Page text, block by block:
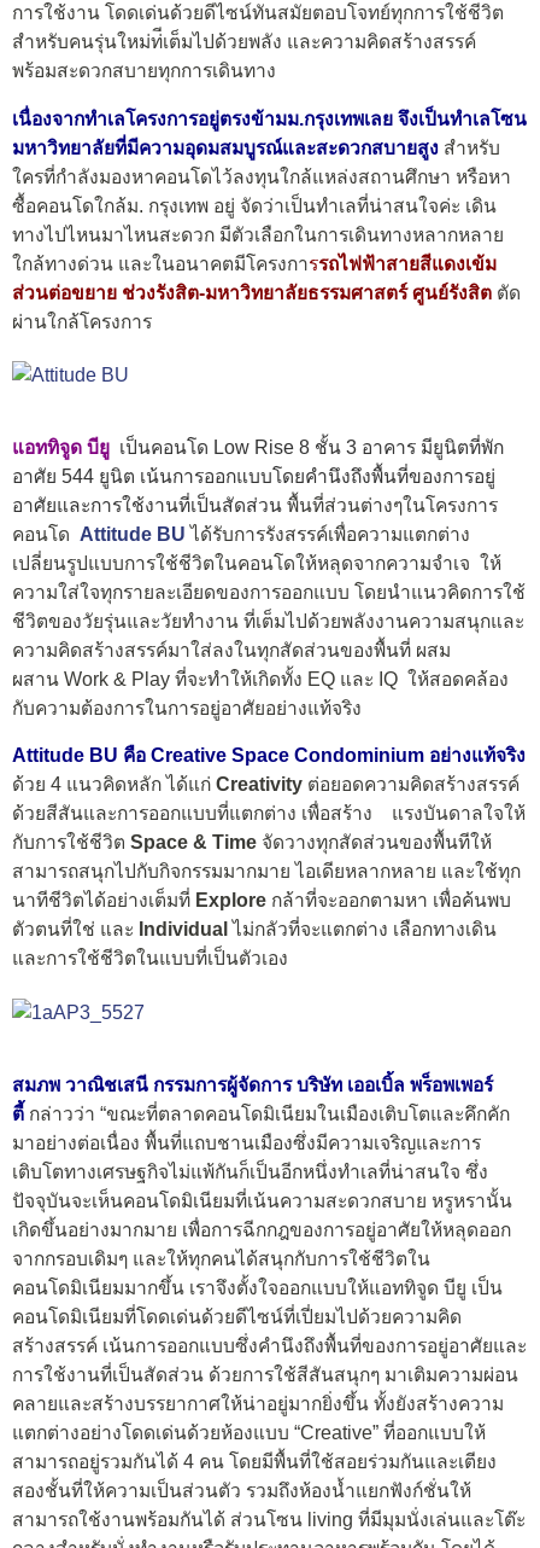
การใช้งาน โดดเด่นด้วยดีไซน์ทันสมัยตอบโจทย์ทุกการใช้ชีวิต
สำหรับคนรุ่นใหม่ท่ีเต็มไปด้วยพลัง และความคิดสร้างสรรค์
พร้อมสะดวกสบายทุกการเดินทาง
เนื่องจากทำเลโครงการอยู่ตรงข้ามม.กรุงเทพเลย จึงเป็นทำเลโซน
มหาวิทยาลัยที่มีความอุดมสมบูรณ์และสะดวกสบายสูง สำหรับ
ใครที่กำลังมองหาคอนโดไว้ลงทุนใกล้แหล่งสถานศึกษา หรือหา
ซื้อคอนโดใกล้ม. กรุงเทพ อยู่ จัดว่าเป็นทำเลที่น่าสนใจค่ะ เดิน
ทางไปไหนมาไหนสะดวก มีตัวเลือกในการเดินทางหลากหลาย
ใกล้ทางด่วน และในอนาคตมีโครงการรถไฟฟ้าสายสีแดงเข้ม
ส่วนต่อขยาย ช่วงรังสิต-มหาวิทยาลัยธรรมศาสตร์ ศูนย์รังสิต ตัด
ผ่านใกล้โครงการ
แอททิจูด บียู เป็นคอนโด Low Rise 8 ชั้น 3 อาคาร มียูนิตที่พัก
อาศัย 544 ยูนิต เน้นการออกแบบโดยคำนึงถึงพื้นที่ของการอยู่
อาศัยและการใช้งานที่เป็นสัดส่วน พื้นที่ส่วนต่างๆในโครงการ
คอนโด Attitude BU ได้รับการรังสรรค์เพื่อความแตกต่าง
เปลี่ยนรูปแบบการใช้ชีวิตในคอนโดให้หลุดจากความจำเจ ให้
ความใส่ใจทุกรายละเอียดของการออกแบบ โดยนำแนวคิดการใช้
ชีวิตของวัยรุ่นและวัยทำงาน ที่เต็มไปด้วยพลังงานความสนุกและ
ความคิดสร้างสรรค์มาใส่ลงในทุกสัดส่วนของพื้นที่ ผสม
ผสาน Work & Play ที่จะทำให้เกิดทั้ง EQ และ IQ ให้สอดคล้อง
กับความต้องการในการอยู่อาศัยอย่างแท้จริง
Attitude BU คือ Creative Space Condominium อย่างแท้จริง
ด้วย 4 แนวคิดหลัก ได้แก่ Creativity ต่อยอดความคิดสร้างสรรค์
ด้วยสีสันและการออกแบบที่แตกต่าง เพื่อสร้าง แรงบันดาลใจให้
กับการใช้ชีวิต Space & Time จัดวางทุกสัดส่วนของพื้นทีให้
สามารถสนุกไปกับกิจกรรมมากมาย ไอเดียหลากหลาย และใช้ทุก
นาทีชีวิตได้อย่างเต็มที่ Explore กล้าที่จะออกตามหา เพื่อค้นพบ
ตัวตนที่ใช่ และ Individual ไม่กลัวที่จะแตกต่าง เลือกทางเดิน
และการใช้ชีวิตในแบบที่เป็นตัวเอง
สมภพ วาณิชเสนี กรรมการผู้จัดการ บริษัท เออเบิ้ล พร็อพเพอร์
ตี้ กล่าวว่า “ขณะที่ตลาดคอนโดมิเนียมในเมืองเติบโตและคึกคัก
มาอย่างต่อเนื่อง พื้นที่แถบชานเมืองซึ่งมีความเจริญและการ
เติบโตทางเศรษฐกิจไม่แพ้กันก็เป็นอีกหนึ่งทำเลที่น่าสนใจ ซึ่ง
ปัจจุบันจะเห็นคอนโดมิเนียมที่เน้นความสะดวกสบาย หรูหรานั้น
เกิดขึ้นอย่างมากมาย เพื่อการฉีกกฎของการอยู่อาศัยให้หลุดออก
จากกรอบเดิมๆ และให้ทุกคนได้สนุกกับการใช้ชีวิตใน
คอนโดมิเนียมมากขึ้น เราจึงตั้งใจออกแบบให้แอททิจูด บียู เป็น
คอนโดมิเนียมที่โดดเด่นด้วยดีไซน์ที่เปี่ยมไปด้วยความคิด
สร้างสรรค์ เน้นการออกแบบซึ่งคำนึงถึงพื้นที่ของการอยู่อาศัยและ
การใช้งานที่เป็นสัดส่วน ด้วยการใช้สีสันสนุกๆ มาเติมความผ่อน
คลายและสร้างบรรยากาศให้น่าอยู่มากยิ่งขึ้น ทั้งยังสร้างความ
แตกต่างอย่างโดดเด่นด้วยห้องแบบ “Creative” ที่ออกแบบให้
สามารถอยู่รวมกันได้ 4 คน โดยมีพื้นที่ใช้สอยร่วมกันและเตียง
สองชั้นที่ให้ความเป็นส่วนตัว รวมถึงห้องน้ำแยกฟังก์ชั่นให้
สามารถใช้งานพร้อมกันได้ ส่วนโซน living ที่มีมุมนั่งเล่นและโต๊ะ